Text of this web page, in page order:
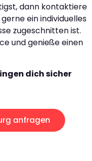
dann kontaktiere
ein individuelles
zugeschnitten ist.
und genieße einen
dich sicher
anfragen